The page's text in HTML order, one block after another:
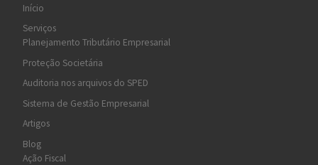
Início
Serviços
Planejamento Tributário Empresarial
Proteção Societária
Auditoria nos arquivos do SPED
Sistema de Gestão Empresarial
Artigos
Blog
Ação Fiscal